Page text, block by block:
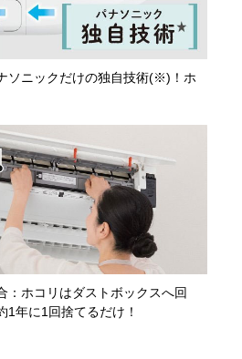
ソニックだけの独自技術(※)！ホ
ホコリはダストボックスへ回
1年に1回捨てるだけ！